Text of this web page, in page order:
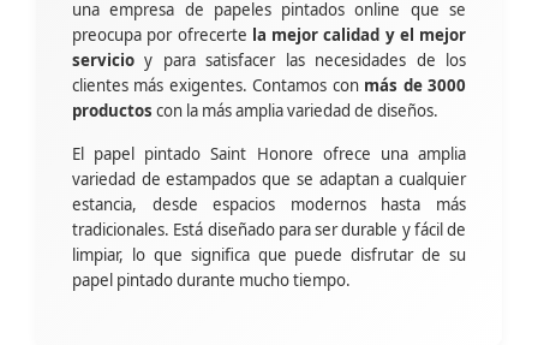
una empresa de papeles pintados online que se
preocupa por ofrecerte la mejor calidad y el mejor
servicio y para satisfacer las necesidades de los
clientes más exigentes. Contamos con más de 3000
productos con la más amplia variedad de diseños.
El papel pintado Saint Honore ofrece una amplia
variedad de estampados que se adaptan a cualquier
estancia, desde espacios modernos hasta más
tradicionales. Está diseñado para ser durable y fácil de
limpiar, lo que significa que puede disfrutar de su
papel pintado durante mucho tiempo.